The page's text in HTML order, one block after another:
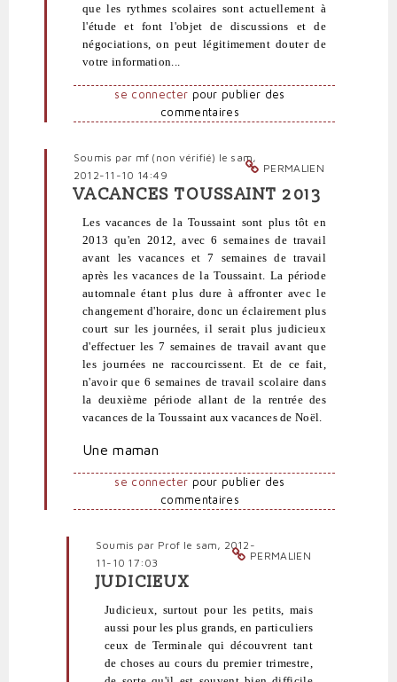
que les rythmes scolaires sont actuellement à
l'étude et font l'objet de discussions et de
négociations, on peut légitimement douter de
votre information...
se connecter pour publier des
commentaires
PERMALIEN
Soumis par mf (non vérifié) le sam,
2012-11-10 14:49
En
réponse
Congés
par
blob
(non
vérifié)
VACANCES TOUSSAINT 2013
Les vacances de la Toussaint sont plus tôt en
2013 qu'en 2012, avec 6 semaines de travail
avant les vacances et 7 semaines de travail
après les vacances de la Toussaint. La période
automnale étant plus dure à affronter avec le
changement d'horaire, donc un éclairement plus
court sur les journées, il serait plus judicieux
d'effectuer les 7 semaines de travail avant que
les journées ne raccourcissent. Et de ce fait,
n'avoir que 6 semaines de travail scolaire dans
la deuxième période allant de la rentrée des
vacances de la Toussaint aux vacances de Noël.
Une maman
se connecter pour publier des
commentaires
PERMALIEN
Soumis par Prof le sam, 2012-
11-10 17:03
En
réponse
Vacances
Toussaint
JUDICIEUX
Judicieux, surtout pour les petits, mais
aussi pour les plus grands, en particuliers
ceux de Terminale qui découvrent tant
de choses au cours du premier trimestre,